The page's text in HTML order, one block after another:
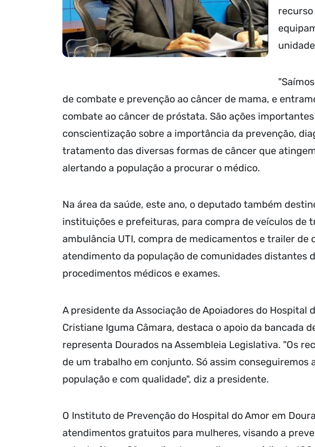
de combate e prevenção ao câncer de mama, e
combate ao câncer de próstata. São ações
conscientização sobre a importância da prevenção,
tratamento das diversas formas de câncer que
alertando a população a procurar o médico.
Na área da saúde, este ano, o deputado também
instituições e prefeituras, para compra de veículos de
ambulância UTI, compra de medicamentos e trailer de
atendimento da população de comunidades distantes
procedimentos médicos e exames.
A presidente da Associação de Apoiadores do Hospital
Cristiane Iguma Câmara, destaca o apoio da bancada
representa Dourados na Assembleia Legislativa. "Os
de um trabalho em conjunto. Só assim conseguiremos
população e com qualidade", diz a presidente.
O Instituto de Prevenção do Hospital do Amor em
atendimentos gratuitos para mulheres, visando a